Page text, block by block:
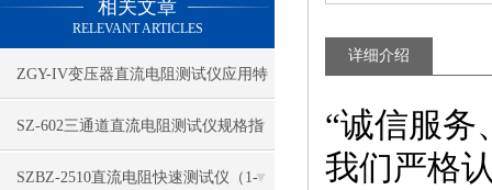
相关文章
RELEVANT ARTICLES
ZGY-IV变压器直流电阻测试仪应用特
征
​SZ-602三通道直流电阻测试仪规格指
标
SZBZ-2510直流电阻快速测试仪（1-
详细介绍
“诚信服务
我们严格